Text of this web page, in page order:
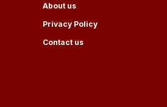
About us
Privacy Policy
Contact us